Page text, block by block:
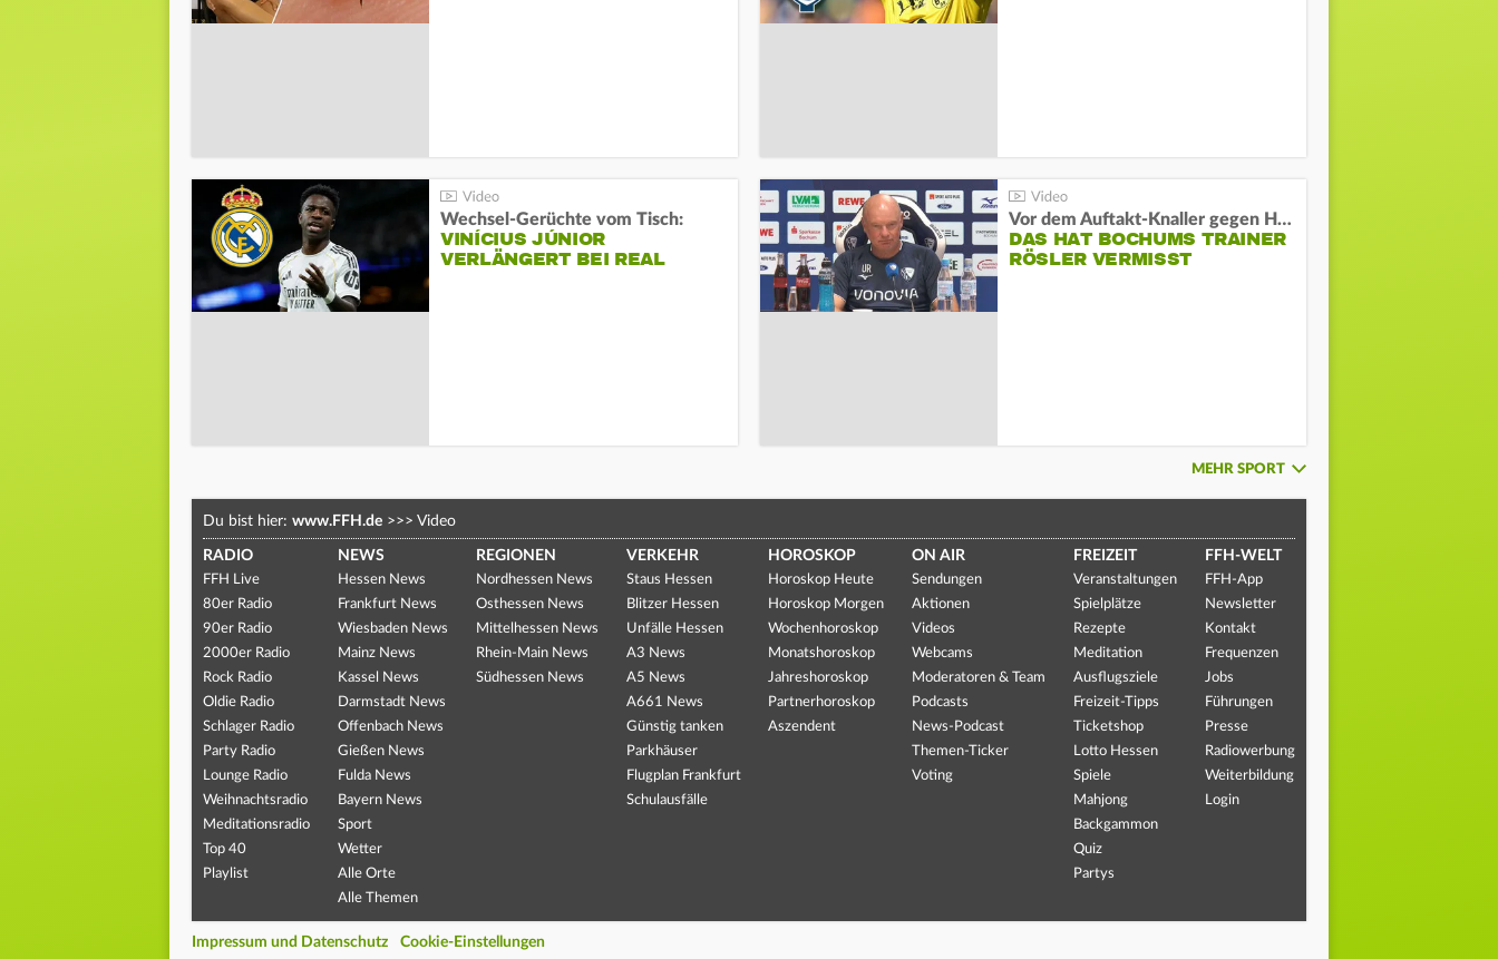
Wechsel-Gerüchte vom Tisch:
VINÍCIUS JÚNIOR
VERLÄNGERT BEI REAL
Vor dem Auftakt-Knaller gegen Hertha:
DAS HAT BOCHUMS TRAINER
RÖSLER VERMISST
MEHR SPORT
Du bist hier: www.FFH.de >>> Video
RADIO
FFH Live
80er Radio
90er Radio
2000er Radio
Rock Radio
Oldie Radio
Schlager Radio
Party Radio
Lounge Radio
Weihnachtsradio
Meditationsradio
Top 40
Playlist
NEWS
Hessen News
Frankfurt News
Wiesbaden News
Mainz News
Kassel News
Darmstadt News
Offenbach News
Gießen News
Fulda News
Bayern News
Sport
Wetter
Alle Orte
Alle Themen
REGIONEN
Nordhessen News
Osthessen News
Mittelhessen News
Rhein-Main News
Südhessen News
VERKEHR
Staus Hessen
Blitzer Hessen
Unfälle Hessen
A3 News
A5 News
A661 News
Günstig tanken
Parkhäuser
Flugplan Frankfurt
Schulausfälle
HOROSKOP
Horoskop Heute
Horoskop Morgen
Wochenhoroskop
Monatshoroskop
Jahreshoroskop
Partnerhoroskop
Aszendent
ON AIR
Sendungen
Aktionen
Videos
Webcams
Moderatoren & Team
Podcasts
News-Podcast
Themen-Ticker
Voting
FREIZEIT
Veranstaltungen
Spielplätze
Rezepte
Meditation
Ausflugsziele
Freizeit-Tipps
Ticketshop
Lotto Hessen
Spiele
Mahjong
Backgammon
Quiz
Partys
FFH-WELT
FFH-App
Newsletter
Kontakt
Frequenzen
Jobs
Führungen
Presse
Radiowerbung
Weiterbildung
Login
Impressum und Datenschutz Cookie-Einstellungen